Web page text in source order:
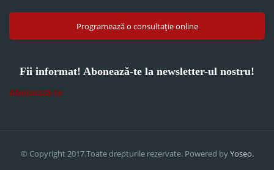
Programează o consultație online
Fii informat! Abonează-te la newsletter-ul nostru!
Abonează-te
© Copyright 2017.Toate drepturile rezervate. Powered byYoseo.